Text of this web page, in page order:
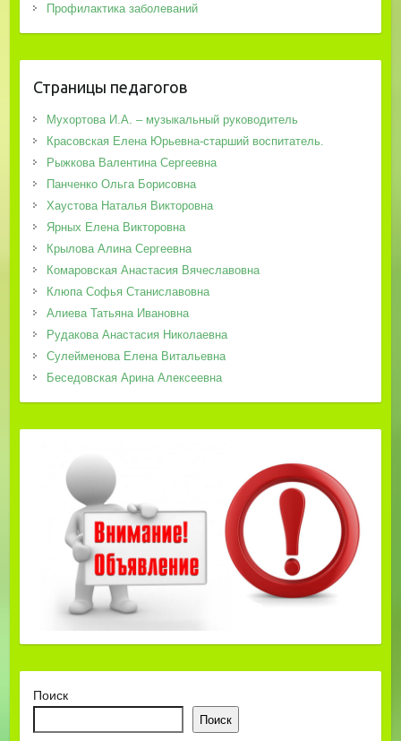
Профилактика заболеваний
Страницы педагогов
Мухортова И.А. – музыкальный руководитель
Красовская Елена Юрьевна-старший воспитатель.
Рыжкова Валентина Сергеевна
Панченко Ольга Борисовна
Хаустова Наталья Викторовна
Ярных Елена Викторовна
Крылова Алина Сергеевна
Комаровская Анастасия Вячеславовна
Клюпа Софья Станиславовна
Алиева Татьяна Ивановна
Рудакова Анастасия Николаевна
Сулейменова Елена Витальевна
Беседовская Арина Алексеевна
Поиск
Поиск